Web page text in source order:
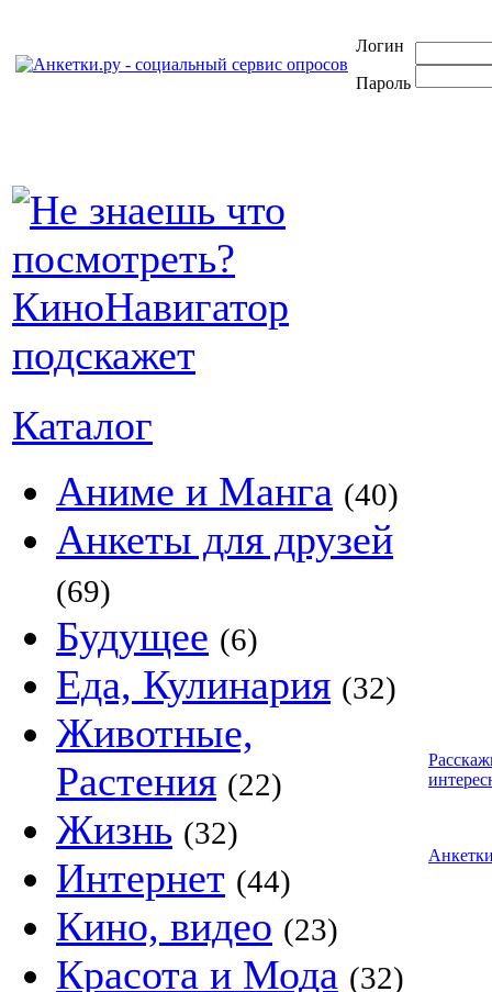
Логин
Пароль
Каталог
Аниме и Манга (40)
Анкеты для друзей
(69)
Будущее (6)
Еда, Кулинария (32)
Животные,
Растения (22)
Жизнь (32)
Интернет (44)
Кино, видео (23)
Красота и Мода (32)